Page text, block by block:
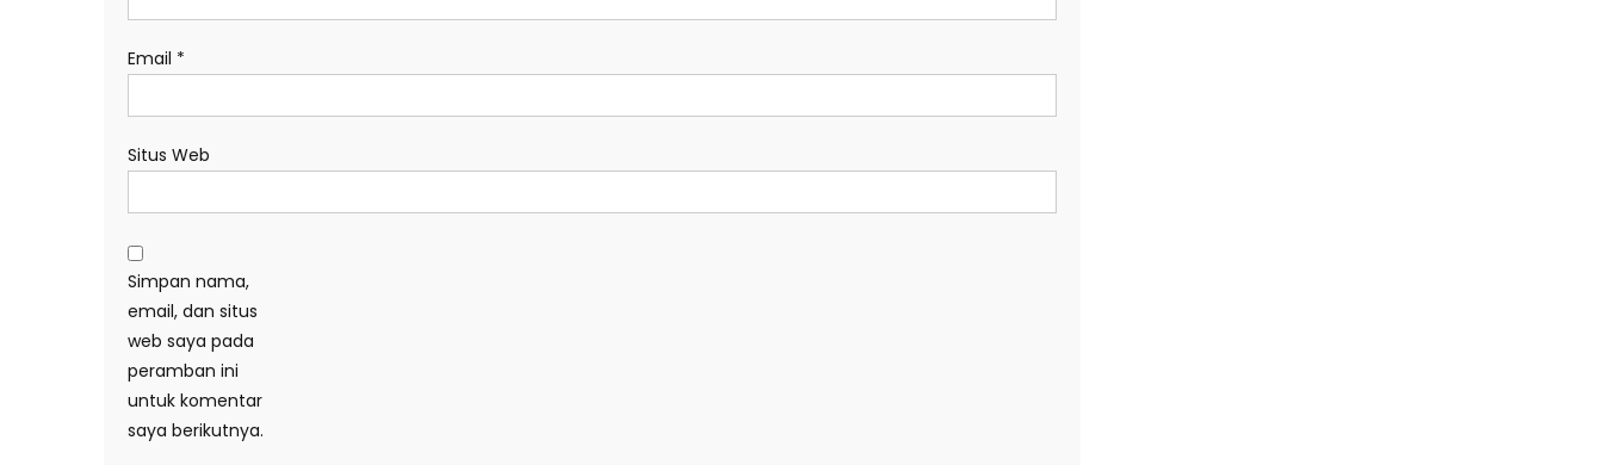
Email *
Situs Web
Simpan nama,
email, dan situs
web saya pada
peramban ini
untuk komentar
saya berikutnya.